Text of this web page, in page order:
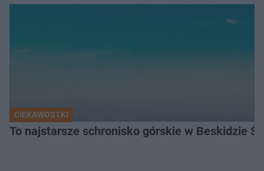
CIEKAWOSTKI
To najstarsze schronisko górskie w Beskidzie